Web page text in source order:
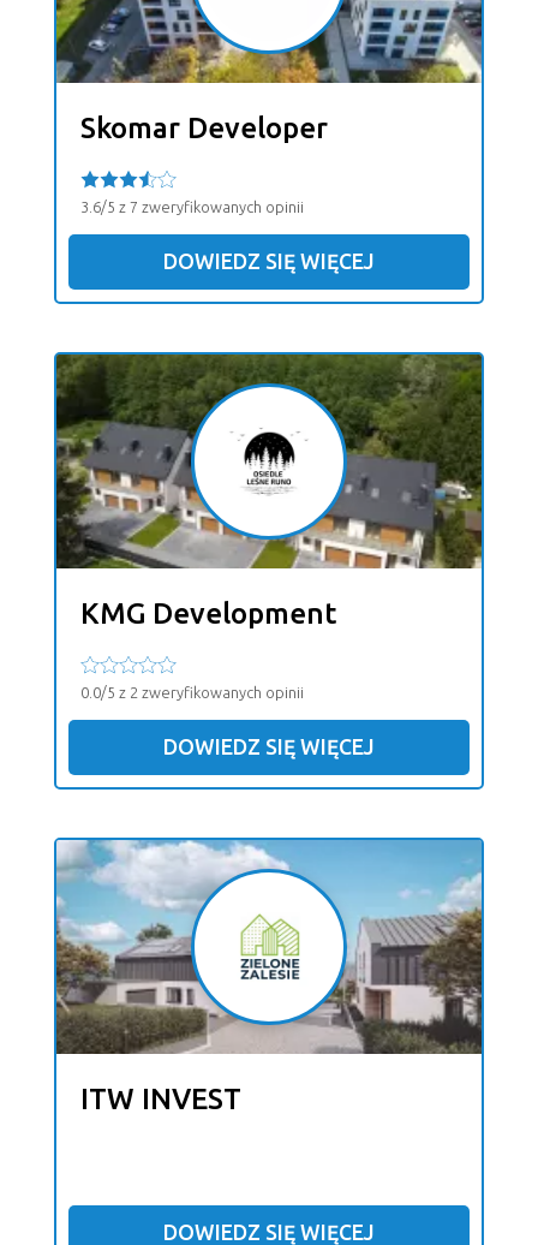
Skomar Developer
3.6/5 z 7 zweryfikowanych opinii
DOWIEDZ SIĘ WIĘCEJ
KMG Development
0.0/5 z 2 zweryfikowanych opinii
DOWIEDZ SIĘ WIĘCEJ
ITW INVEST
DOWIEDZ SIĘ WIĘCEJ